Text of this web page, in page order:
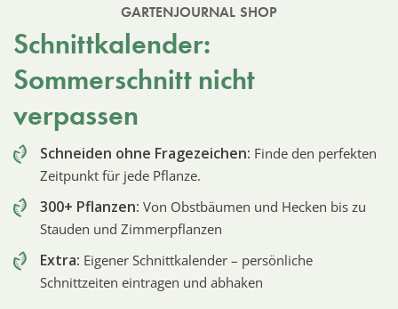
GARTENJOURNAL SHOP
Schnittkalender:
Sommerschnitt nicht
verpassen
Schneiden ohne Fragezeichen: Finde den perfekten
Zeitpunkt für jede Pflanze.
300+ Pflanzen: Von Obstbäumen und Hecken bis zu
Stauden und Zimmerpflanzen
Extra: Eigener Schnittkalender – persönliche
Schnittzeiten eintragen und abhaken